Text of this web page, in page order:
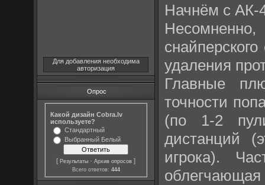
Для добавления необходима
авторизация
Опрос
Какой дизайн Cobra.lv
используете?
Стандартный
Выбранный Белый
[Результаты ·Архив опросов ]
Всего ответов: 444
Начнём с АК-
удаления
Главные
точности
(по 1-2
дистанций
игрока).
облегчающая